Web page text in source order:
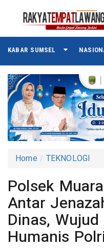
KABAR SUMSEL
Home TEKNOLOGI
Polsek
Antar
Dinas,
Humanis